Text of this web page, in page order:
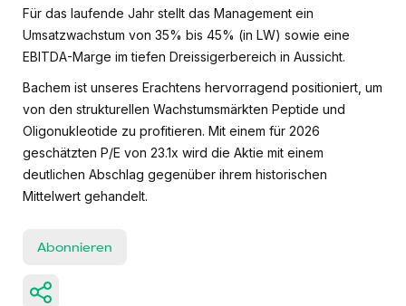
Für das laufende Jahr stellt das Management ein
Umsatzwachstum von 35% bis 45% (in LW) sowie eine
EBITDA-Marge im tiefen Dreissigerbereich in Aussicht.
Bachem ist unseres Erachtens hervorragend positioniert, um
von den strukturellen Wachstumsmärkten Peptide und
Oligonukleotide zu profitieren. Mit einem für 2026
geschätzten P/E von 23.1x wird die Aktie mit einem
deutlichen Abschlag gegenüber ihrem historischen
Mittelwert gehandelt.
Abonnieren